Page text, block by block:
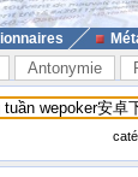
Antonymie